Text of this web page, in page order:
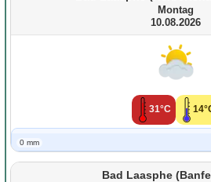
Montag
10.08.2026
31°C
0 mm
Bad Laasphe